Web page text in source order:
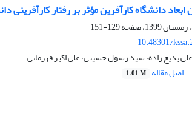
دانشگاه کارآفرین مؤثر بر رفتار
129-151
10.48301/
بدیع زاده، سید رسول حسینی، علی اکبر قهرمانی
اصل مقاله 1.01 M